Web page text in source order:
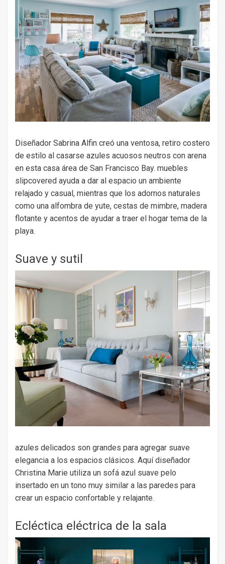
Diseñador Sabrina Alfin creó una ventosa, retiro costero
de estilo al casarse azules acuosos neutros con arena
en esta casa área de San Francisco Bay. muebles
slipcovered ayuda a dar al espacio un ambiente
relajado y casual, mientras que los adornos naturales
como una alfombra de yute, cestas de mimbre, madera
flotante y acentos de ayudar a traer el hogar tema de la
playa.
Suave y sutil
azules delicados son grandes para agregar suave
elegancia a los espacios clásicos. Aquí diseñador
Christina Marie utiliza un sofá azul suave pelo
insertado en un tono muy similar a las paredes para
crear un espacio confortable y relajante.
Ecléctica eléctrica de la sala